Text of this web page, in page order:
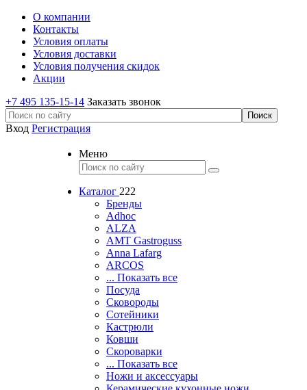
О компании
Контакты
Условия оплаты
Условия доставки
Условия получения скидок
Акции
+7 495 135-15-14 Заказать звонок
Вход Регистрация
Меню
Каталог 222
Бренды
Adhoc
ALZA
AMT Gastroguss
Anna Lafarg
ARCOS
... Показать все
Посуда
Сковороды
Сотейники
Кастрюли
Ковши
Скороварки
... Показать все
Ножи и аксессуары